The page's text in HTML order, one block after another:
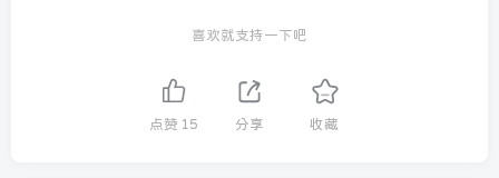
喜欢就支持一下吧
点赞 15 分享 收藏